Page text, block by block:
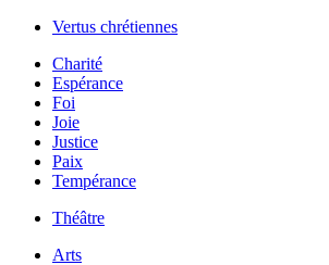
Vertus chrétiennes
Charité
Espérance
Foi
Joie
Justice
Paix
Tempérance
Théâtre
Arts